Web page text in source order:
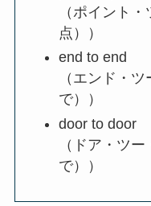
（ポイント
点））
end to end
（エンド・
で））
door to door
（ドア・ツ
で））